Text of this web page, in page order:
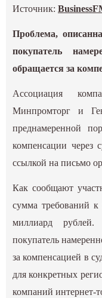
Источник:
Проблема,
покупатель
обращается за
Ассоциация
Минпромторг и
преднамеренной
компенсации через
ссылкой на письмо
Как сообщают
сумма требований
миллиард рублей.
покупатель
за компенсацией в
для конкретных
компаний интернет-